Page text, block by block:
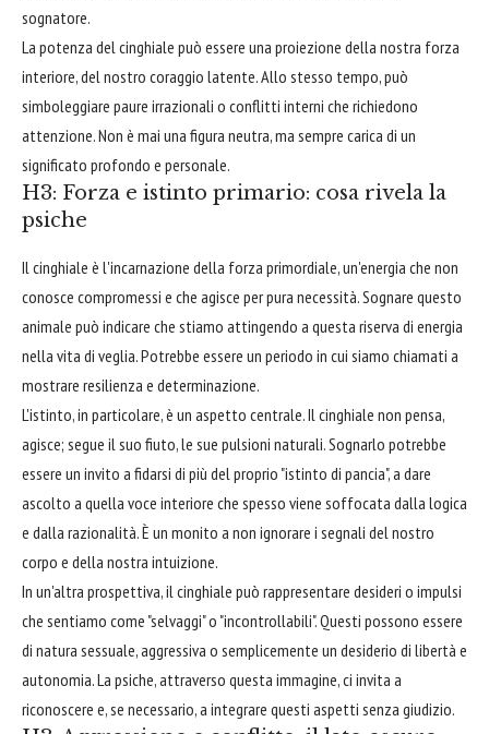
sognatore.
La potenza del cinghiale può essere una proiezione della nostra forza
interiore, del nostro coraggio latente. Allo stesso tempo, può
simboleggiare paure irrazionali o conflitti interni che richiedono
attenzione. Non è mai una figura neutra, ma sempre carica di un
significato profondo e personale.
H3: Forza e istinto primario: cosa rivela la
psiche
Il cinghiale è l'incarnazione della forza primordiale, un'energia che non
conosce compromessi e che agisce per pura necessità. Sognare questo
animale può indicare che stiamo attingendo a questa riserva di energia
nella vita di veglia. Potrebbe essere un periodo in cui siamo chiamati a
mostrare resilienza e determinazione.
L'istinto, in particolare, è un aspetto centrale. Il cinghiale non pensa,
agisce; segue il suo fiuto, le sue pulsioni naturali. Sognarlo potrebbe
essere un invito a fidarsi di più del proprio "istinto di pancia", a dare
ascolto a quella voce interiore che spesso viene soffocata dalla logica
e dalla razionalità. È un monito a non ignorare i segnali del nostro
corpo e della nostra intuizione.
In un'altra prospettiva, il cinghiale può rappresentare desideri o impulsi
che sentiamo come "selvaggi" o "incontrollabili". Questi possono essere
di natura sessuale, aggressiva o semplicemente un desiderio di libertà e
autonomia. La psiche, attraverso questa immagine, ci invita a
riconoscere e, se necessario, a integrare questi aspetti senza giudizio.